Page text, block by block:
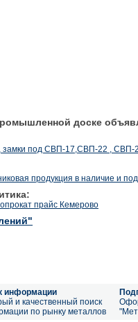
доске
под СВП-17,СВП-22 , СВП-
продукция в наличие и под
прайс Кемерово
информации
и качественный поиск
по рынку металлов